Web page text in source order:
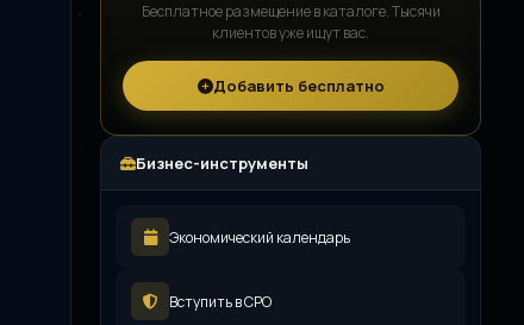
Бесплатное размещение в каталоге. Тысячи
клиентов уже ищут вас.
Добавить бесплатно
Бизнес-инструменты
Экономический календарь
Вступить в СРО